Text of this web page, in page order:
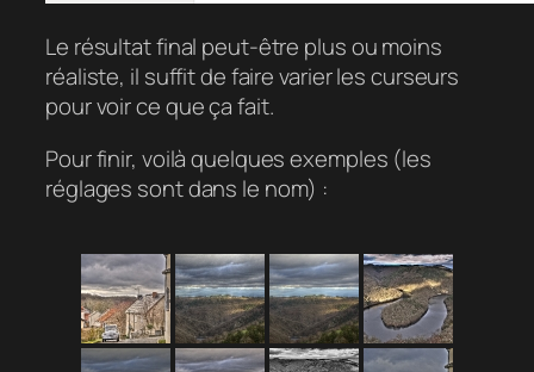
Le résultat final peut-être plus ou moins
réaliste, il suffit de faire varier les curseurs
pour voir ce que ça fait.
Pour finir, voilà quelques exemples (les
réglages sont dans le nom) :